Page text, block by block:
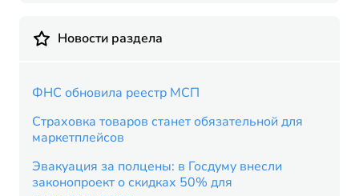
Новости раздела
ФНС обновила реестр МСП
Страховка товаров станет обязательной для
маркетплейсов
Эвакуация за полцены: в Госдуму внесли
законопроект о скидках 50% для